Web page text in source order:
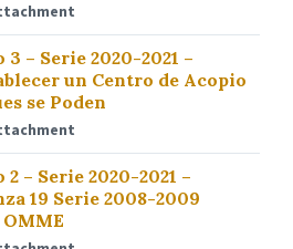
– Serie 2020-2021 –
un Centro de Acopio
se Poden
– Serie 2020-2021 –
19 Serie 2008-2009